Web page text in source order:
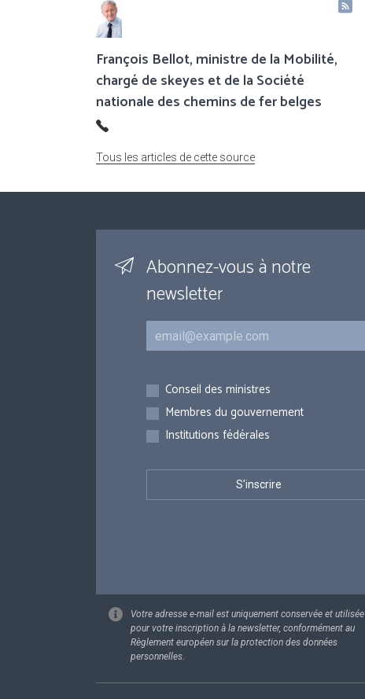
François Bellot, ministre de la Mobilité,
chargé de skeyes et de la Société
nationale des chemins de fer belges
Tous les articles de cette source
Abonnez-vous à notre
newsletter
Courriel
Inscriptions
Conseil des ministres
Membres du gouvernement
Institutions fédérales
Votre adresse e-mail est uniquement conservée et utilisée
pour votre inscription à la newsletter, conformément au
Règlement européen sur la protection des données
personnelles.